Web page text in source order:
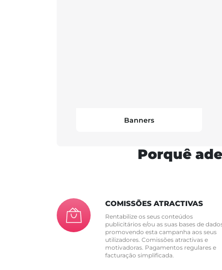
Banners
Porquê
COMISSÕES ATRACTIVAS
Rentabilize os seus conteúdos
publicitários e/ou as suas bases de
promovendo esta campanha aos seus
utilizadores. Comissões atractivas e
motivadoras. Pagamentos regulares e
facturação simplificada.